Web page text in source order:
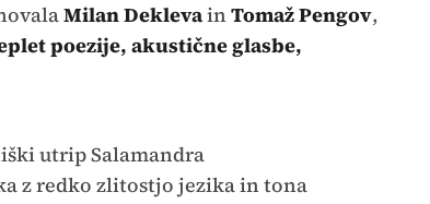
Milan DeklevainTomaž Pengov,
poezije, akustične glasbe,
utrip Salamandra
z redko zlitostjo jezika in tona